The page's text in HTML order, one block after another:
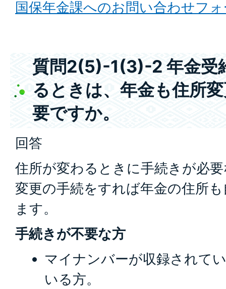
国保年金課へのお問い合わせフ
質問2(5)-1(3)-2 年金受
るときは、年金も住所
要ですか。
回答
住所が変わるときに手続きが必
変更の手続をすれば年金の住所
ます。
手続きが不要な方
マイナンバーが収録されて
いる方。